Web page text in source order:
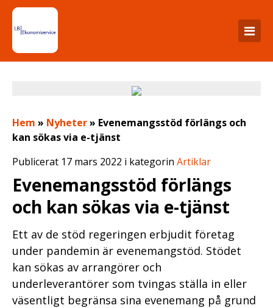
Hem » Nyheter» Evenemangsstöd förlängs och
kan sökas via e-tjänst
Publicerat 17 mars 2022 i kategorin Artiklar
Evenemangsstöd förlängs
och kan sökas via e-tjänst
Ett av de stöd regeringen erbjudit företag
under pandemin är evenemangstöd. Stödet
kan sökas av arrangörer och
underleverantörer som tvingas ställa in eller
väsentligt begränsa sina evenemang på grund